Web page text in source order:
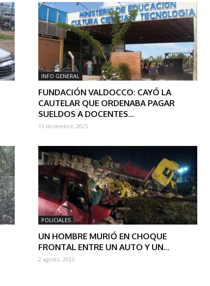
INFO GENERAL
FUNDACIÓN VALDOCCO: CAYÓ LA
CAUTELAR QUE ORDENABA PAGAR
SUELDOS A DOCENTES...
11 diciembre, 2025
POLICIALES
UN HOMBRE MURIÓ EN CHOQUE
FRONTAL ENTRE UN AUTO Y UN...
2 agosto, 2025